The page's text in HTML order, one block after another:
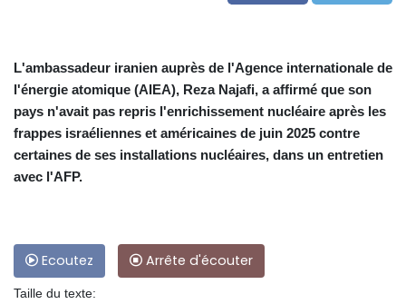
L'ambassadeur iranien auprès de l'Agence internationale de
l'énergie atomique (AIEA), Reza Najafi, a affirmé que son
pays n'avait pas repris l'enrichissement nucléaire après les
frappes israéliennes et américaines de juin 2025 contre
certaines de ses installations nucléaires, dans un entretien
avec l'AFP.
Ecoutez Arrête d'écouter
Taille du texte: